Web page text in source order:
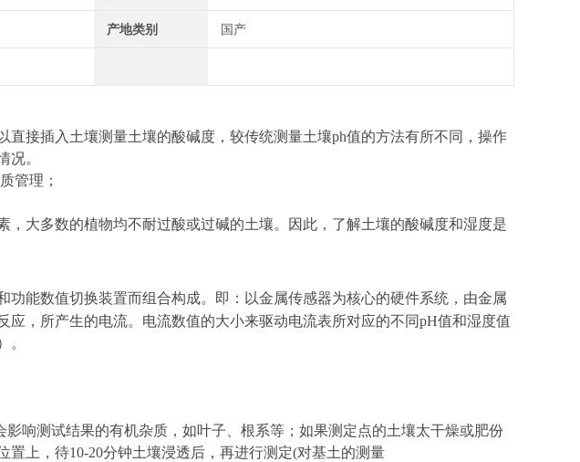
产地类别 国产
直接插入土壤测量土壤的酸碱度，较传统测量土壤ph值的方法有所不同，操作
况。
管理；
，大多数的植物均不耐过酸或过碱的土壤。因此，了解土壤的酸碱度和湿度是
功能数值切换装置而组合构成。即：以金属传感器为核心的硬件系统，由金属
应 ，所产生的电流。电流数值的大小来驱动电流表所对应的不同pH值和湿度值
。
响测试结果的有机杂质，如叶子、根系等；如果测定点的土壤太干燥或肥份
上，待10-20分钟土壤浸透后，再进行测定(对基土的测量